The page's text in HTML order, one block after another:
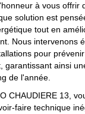
à vous offrir
solution est
tout en
Nous intervenons
pour
garantissant ainsi
de l'année.
CHAUDIERE 13,
faire technique